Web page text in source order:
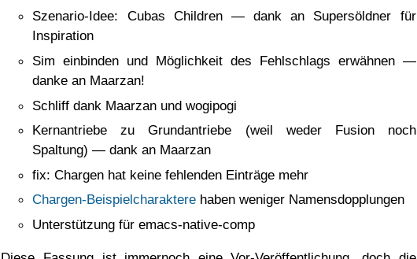
Szenario-Idee: Cubas Children — dank an Supersöldner für
Inspiration
Sim einbinden und Möglichkeit des Fehlschlags erwähnen —
danke an Maarzan!
Schliff dank Maarzan und wogipogi
Kernantriebe zu Grundantriebe (weil weder Fusion noch
Spaltung) — dank an Maarzan
fix: Chargen hat keine fehlenden Einträge mehr
Chargen-Beispielcharaktere haben weniger Namensdopplungen
Unterstützung für emacs-native-comp